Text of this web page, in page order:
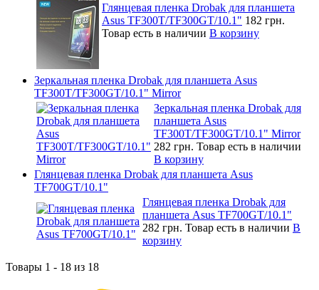
Глянцевая пленка Drobak для планшета
Asus TF300T/TF300GT/10.1" 182 грн.
Товар есть в наличии В корзину
Зеркальная пленка Drobak для планшета Asus
TF300T/TF300GT/10.1" Mirror
Зеркальная пленка Drobak для
планшета Asus
TF300T/TF300GT/10.1" Mirror
282 грн. Товар есть в наличии
В корзину
Глянцевая пленка Drobak для планшета Asus
TF700GT/10.1"
Глянцевая пленка Drobak для
планшета Asus TF700GT/10.1"
282 грн. Товар есть в наличии В
корзину
Товары 1 - 18 из 18